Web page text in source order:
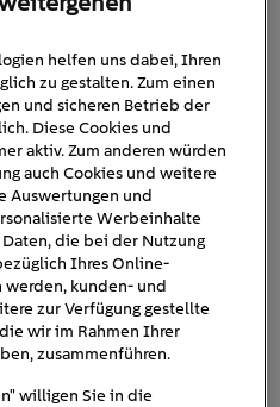
helfen uns dabei, Ihren
zu gestalten. Zum einen
und sicheren Betrieb der
Diese Cookies und
aktiv. Zum anderen würden
auch Cookies und weitere
Auswertungen und
Werbeinhalte
die bei der Nutzung
Ihres Online-
kunden- und
zur Verfügung gestellte
wir im Rahmen Ihrer
zusammenführen.
willigen Sie in die